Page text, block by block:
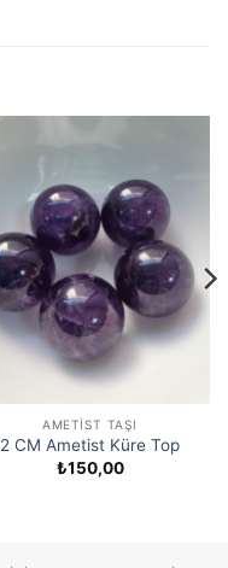
AMETIST TAŞI
2 CM Ametist Küre Top
₺150,00